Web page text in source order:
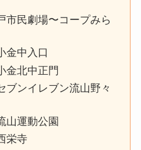
民劇場〜コープみら
中入口
北中正門
ンイレブン流山野々
運動公園
栄寺